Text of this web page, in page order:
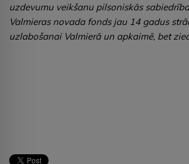
uzdevumu veikšanu pilsoniskās
Valmieras novada fonds jau 14 gadus
uzlabošanai Valmierā un apkaimē, bet